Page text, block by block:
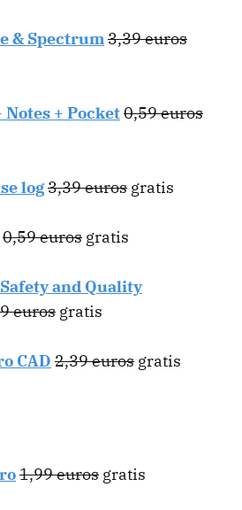
& Spectrum3,39 euros
+ Pocket0,59 euros
log3,39 euros gratis
0,59 euros gratis
and Quality
euros gratis
CAD 2,39 euros gratis
1,99 euros gratis